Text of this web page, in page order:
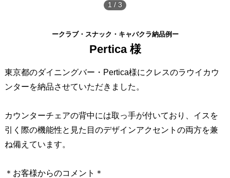
1 / 3
ークラブ・スナック・キャバクラ納品例ー
Pertica 様
東京都のダイニングバー・Pertica様にクレスのラウイカウ
ンターを納品させていただきました。
カウンターチェアの背中には取っ手が付いており、イスを
引く際の機能性と見た目のデザインアクセントの両方を兼
ね備えています。
＊お客様からのコメント＊